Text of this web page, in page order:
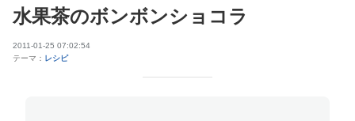
水果茶のボンボンショコラ
2011-01-25 07:02:54
テーマ： レシピ